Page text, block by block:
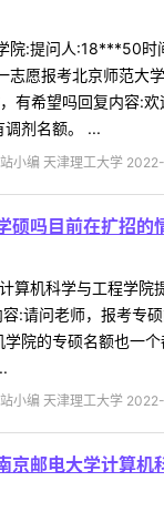
院:提问人:18***50
志愿报考北京师范大
有希望吗回复内容:
调剂名额。 ...
小编 天津理工大学
硕吗目前在扩招的
算机科学与工程学
:请问老师，报考专
院的专硕名额也一
小编 天津理工大学
京邮电大学计算机